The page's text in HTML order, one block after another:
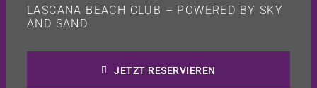
LASCANA BEACH CLUB – POWERED BY SKY
AND SAND
JETZT RESERVIEREN